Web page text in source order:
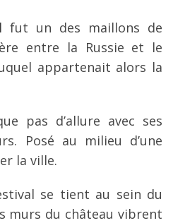
fut un des maillons de
entre la Russie et le
appartenait alors la
pas d’allure avec ses
Posé au milieu d’une
la ville.
se tient au sein du
murs du château vibrent